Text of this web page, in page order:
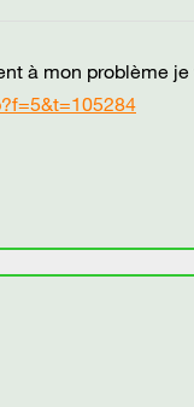
à mon problème